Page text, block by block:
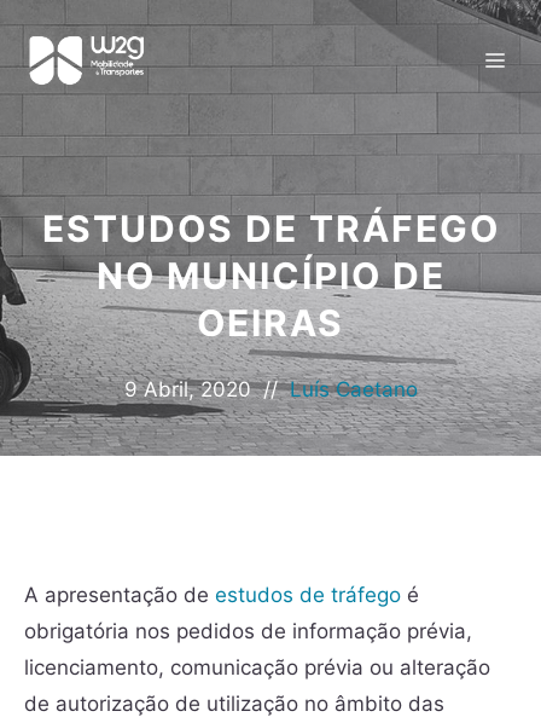
ESTUDOS DE TRÁFEGO
NO MUNICÍPIO DE
OEIRAS
9 Abril, 2020 // Luís Caetano
A apresentação de estudos de tráfego é
obrigatória nos pedidos de informação prévia,
licenciamento, comunicação prévia ou alteração
de autorização de utilização no âmbito das